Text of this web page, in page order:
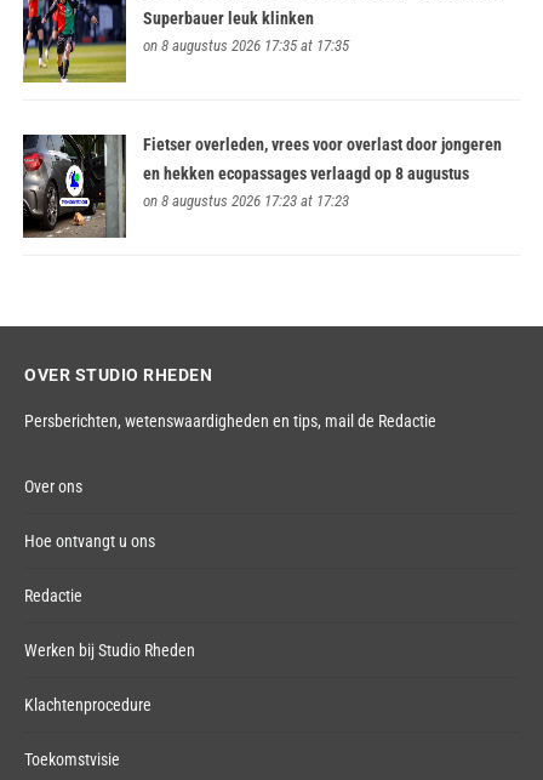
Superbauer leuk klinken
on 8 augustus 2026 17:35 at 17:35
Fietser overleden, vrees voor overlast door jongeren
en hekken ecopassages verlaagd op 8 augustus
on 8 augustus 2026 17:23 at 17:23
OVER STUDIO RHEDEN
Persberichten, wetenswaardigheden en tips, mail de Redactie
Over ons
Hoe ontvangt u ons
Redactie
Werken bij Studio Rheden
Klachtenprocedure
Toekomstvisie